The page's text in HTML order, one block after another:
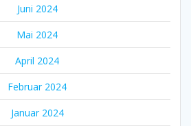
Juni 2024
Mai 2024
April 2024
Februar 2024
Januar 2024